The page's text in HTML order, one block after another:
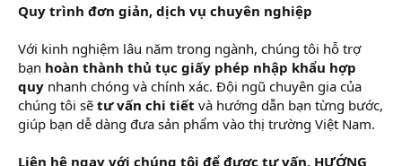
Quy trình đơn giản, dịch vụ chuyên nghiệp
Với kinh nghiệm lâu năm trong ngành, chúng tôi hỗ trợ
bạn hoàn thành thủ tục giấy phép nhập khẩu hợp
quy nhanh chóng và chính xác. Đội ngũ chuyên gia của
chúng tôi sẽ tư vấn chi tiết và hướng dẫn bạn từng bước,
giúp bạn dễ dàng đưa sản phẩm vào thị trường Việt Nam.
Liên hệ ngay với chúng tôi để được tư vấn, HƯỚNG